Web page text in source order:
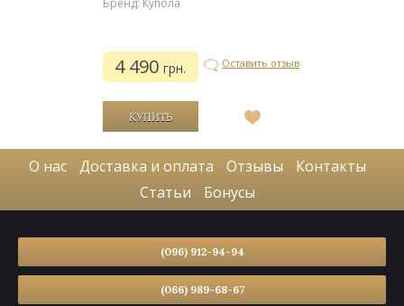
Бренд: Купола
4 490грн. Оставить отзыв
О нас Доставка и оплата Отзывы
Контакты
Статьи
Бонусы
(096) 912-94-94
(066) 989-68-67